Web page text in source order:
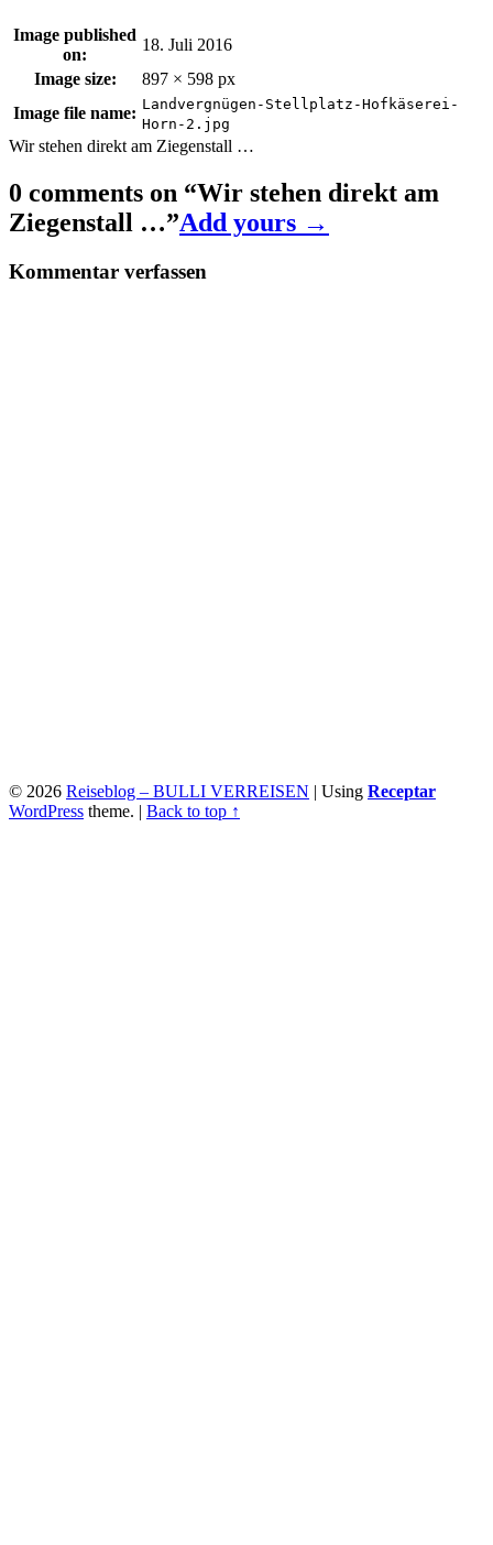
Image published
on:
18. Juli 2016
Image size:
897 × 598 px
Image file name: Landvergnügen-Stellplatz-Hofkäserei-
Horn-2.jpg
Wir stehen direkt am Ziegenstall …
0 comments on “Wir stehen direkt am
Ziegenstall …”Add yours →
Kommentar verfassen
© 2026 Reiseblog – BULLI VERREISEN | Using Receptar
WordPress theme. | Back to top ↑